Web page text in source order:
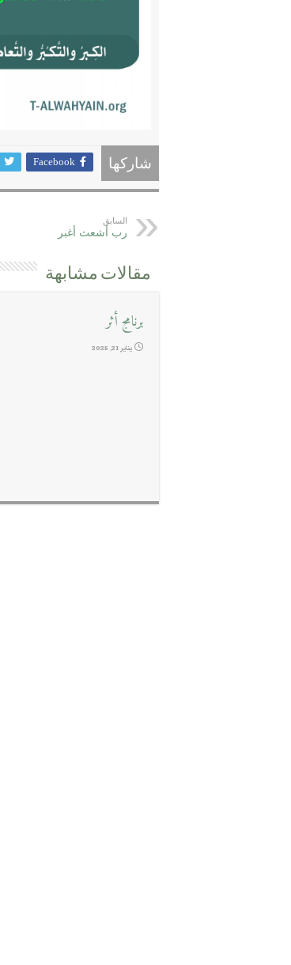
شاركها Facebook
السابق
رب أشعث أغبر
مقالات مشابهة
برنامج أثر
يناير 21, 2025